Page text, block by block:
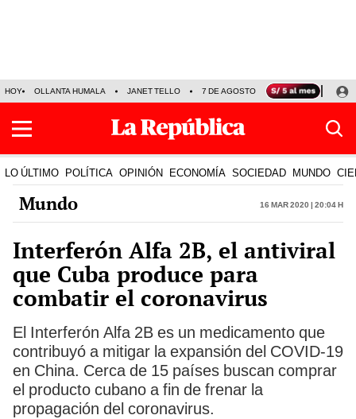
HOY OLLANTA HUMALA JANET TELLO 7 DE AGOSTO TINKA RESULTADOS
LO ÚLTIMO POLÍTICA OPINIÓN ECONOMÍA SOCIEDAD MUNDO
Mundo 16 Mar 2020 | 20:04 h
Interferón Alfa 2B, el antiviral
que Cuba produce para
combatir el coronavirus
El Interferón Alfa 2B es un medicamento que
contribuyó a mitigar la expansión del COVID-19
en China. Cerca de 15 países buscan comprar
el producto cubano a fin de frenar la
propagación del coronavirus.